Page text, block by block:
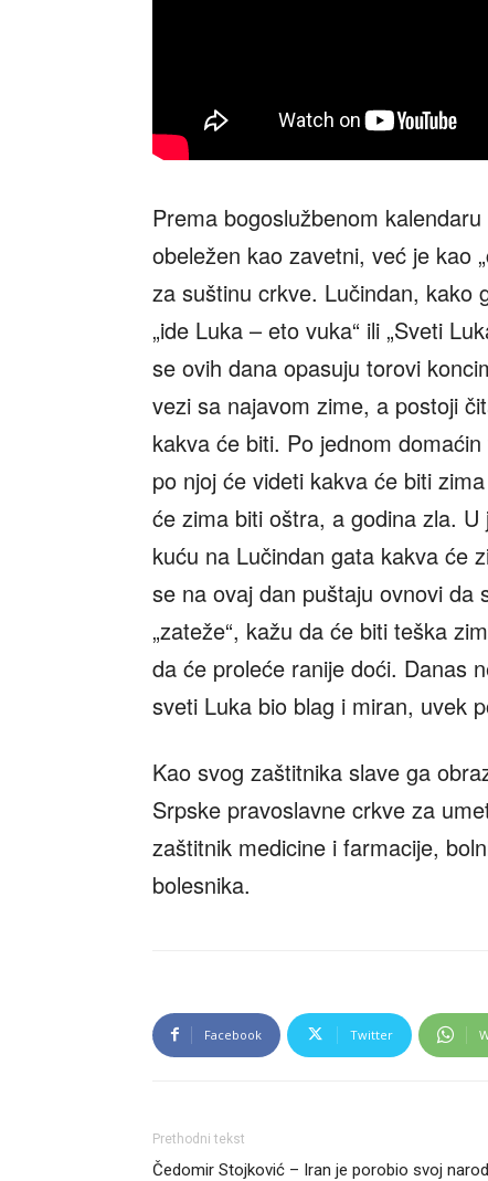
Prema bogoslužbenom
obeležen kao zavetni, već je kao
za suštinu crkve. Lučindan, kako
„ide Luka – eto vuka“ ili „Sveti
se ovih dana opasuju torovi
vezi sa najavom zime, a postoji
kakva će biti. Po jednom
po njoj će videti kakva će biti
će zima biti oštra, a godina zla.
kuću na Lučindan gata kakva će
se na ovaj dan puštaju ovnovi
„zateže“, kažu da će biti teška
da će proleće ranije doći. Danas
sveti Luka bio blag i miran, uvek
Kao svog zaštitnika slave ga
Srpske pravoslavne crkve za
zaštitnik medicine i farmacije,
bolesnika.
Facebook Twitter
Prethodni tekst
Čedomir Stojković – Iran je porobio svoj narod